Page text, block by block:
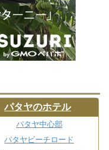
パタヤのホテル
パタヤ中心部
パタヤビーチロード